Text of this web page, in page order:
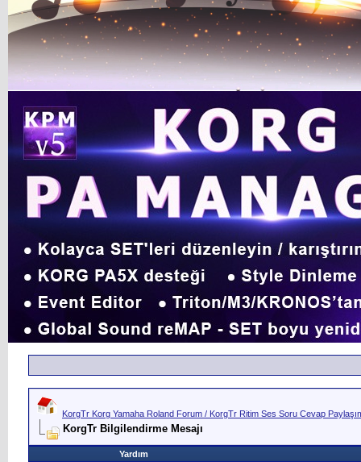
KorgTr Korg Yamaha Roland Forum / KorgTr Ritim Ses Soru Cevap
KorgTr Bilgilendirme Mesajı
Yardım